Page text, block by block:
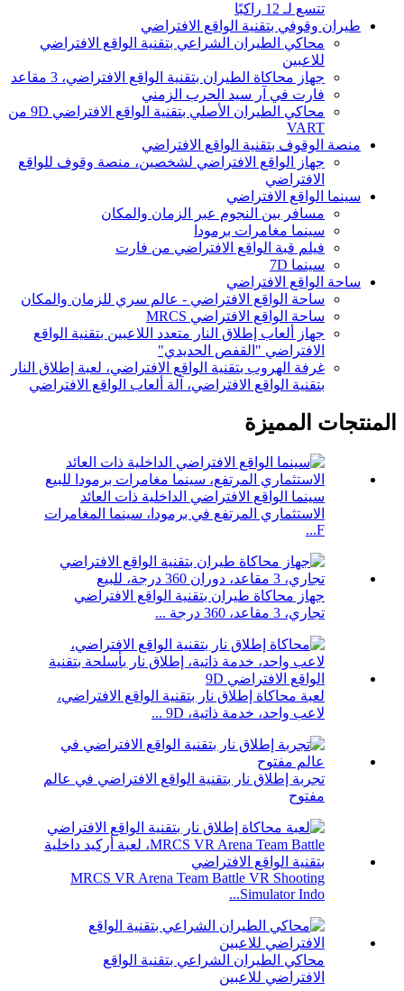
تتسع لـ 12 راكبًا
طيران وقوفي بتقنية الواقع الافتراضي
محاكي الطيران الشراعي بتقنية الواقع الافتراضي
للاعبين
جهاز محاكاة الطيران بتقنية الواقع الافتراضي، 3 مقاعد
فارت في آر سيد الحرب الزمني
محاكي الطيران الأصلي بتقنية الواقع الافتراضي 9D من
VART
منصة الوقوف بتقنية الواقع الافتراضي
جهاز الواقع الافتراضي لشخصين، منصة وقوف للواقع
الافتراضي
سينما الواقع الافتراضي
مسافر بين النجوم عبر الزمان والمكان
سينما مغامرات برمودا
فيلم قبة الواقع الافتراضي من فارت
سينما 7D
ساحة الواقع الافتراضي
ساحة الواقع الافتراضي - عالم سري للزمان والمكان
ساحة الواقع الافتراضي MRCS
جهاز ألعاب إطلاق النار متعدد اللاعبين بتقنية الواقع
الافتراضي "القفص الحديدي"
غرفة الهروب بتقنية الواقع الافتراضي، لعبة إطلاق النار
بتقنية الواقع الافتراضي، آلة ألعاب الواقع الافتراضي
المنتجات المميزة
سينما الواقع الافتراضي الداخلية ذات العائد
الاستثماري المرتفع في برمودا، سينما المغامرات
F...
جهاز محاكاة طيران بتقنية الواقع الافتراضي
تجاري، 3 مقاعد، 360 درجة ...
لعبة محاكاة إطلاق نار بتقنية الواقع الافتراضي،
لاعب واحد، خدمة ذاتية، 9D ...
تجربة إطلاق نار بتقنية الواقع الافتراضي في عالم
مفتوح
MRCS VR Arena Team Battle VR Shooting
Simulator Indo...
محاكي الطيران الشراعي بتقنية الواقع
الافتراضي للاعبين